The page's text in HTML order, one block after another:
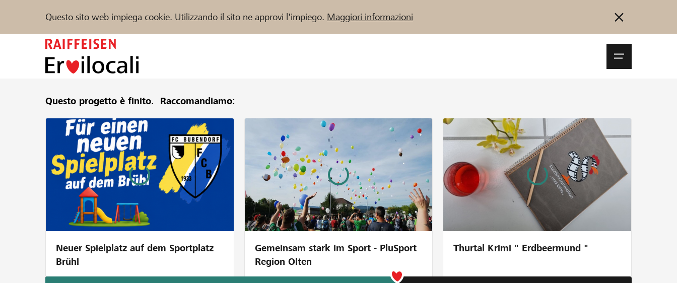
Questo sito web impiega cookie. Utilizzando il sito ne approvi l'impiego. Maggiori informazioni
Sostenere Aiuto & supporto Partner / Banche Raiffeisen
Trova progetti e organizzazioni Inizia ora
FR IT
Questo progetto è finito. Raccomandiamo:
Neuer Spielplatz auf dem Sportplatz
Brühl
Gemeinsam stark im Sport - PluSport
Region Olten
Thurtal Krimi " Erdbeermund "